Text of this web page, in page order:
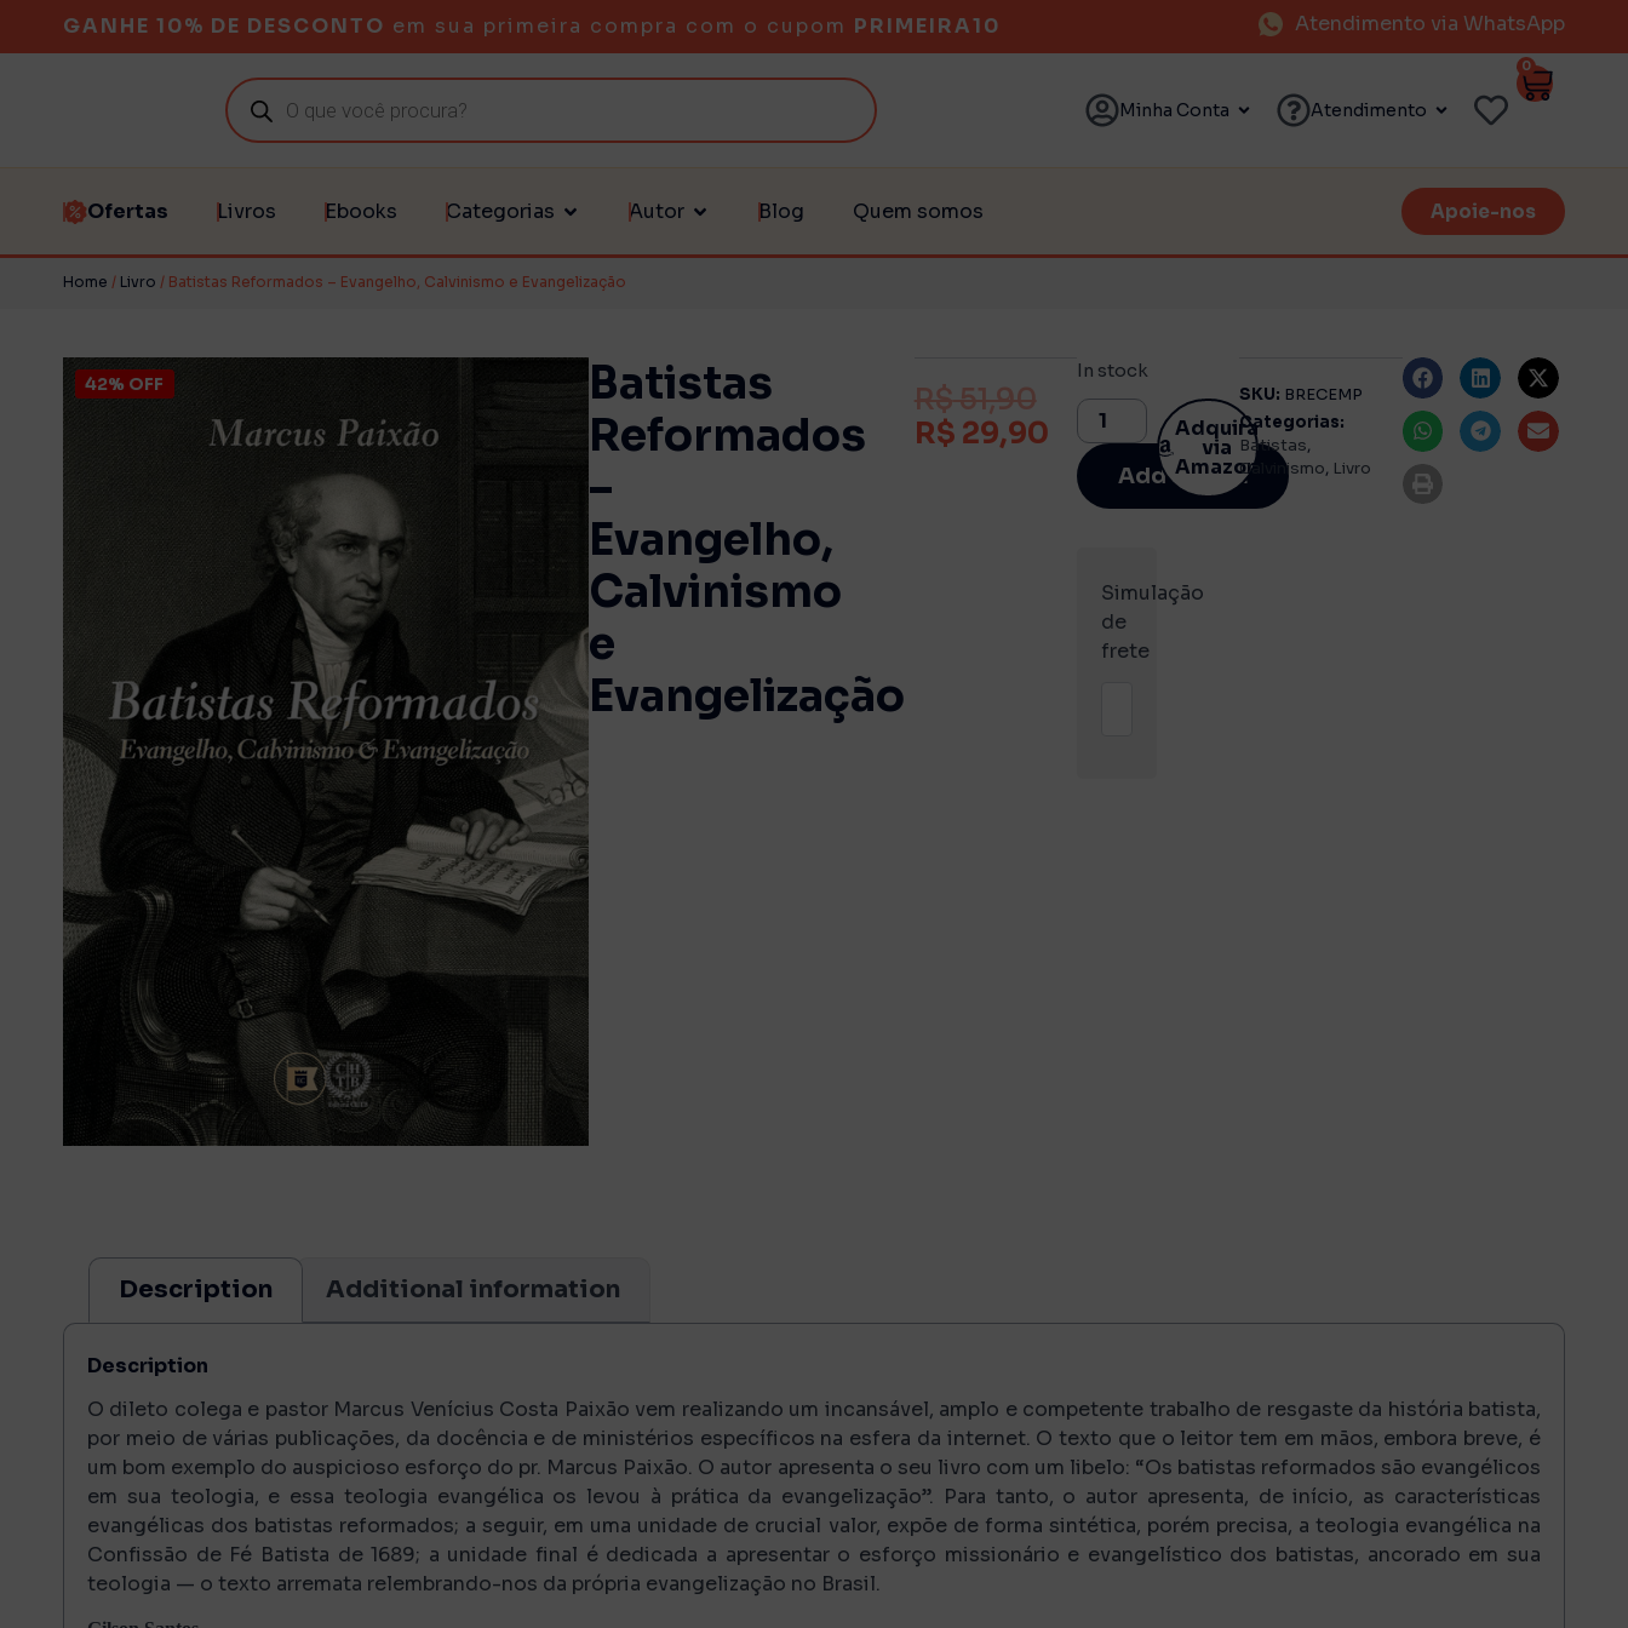
GANHE 10% DE DESCONTO em sua primeira compra com o cupom PRIMEIRA10 Atendimento via WhatsApp
Minha Conta Atendimento
0
Ofertas Livros Ebooks Categorias Autor Blog Quem somos Apoie-nos
Home / Livro / Batistas Reformados – Evangelho, Calvinismo e Evangelização
42% OFF
Batistas
Reformados
–
Evangelho,
Calvinismo
e
Evangelização
R$51,90
R$ 29,90
In stock
Add to cart
Simulação
de
frete
Adquira
via
Amazon
SKU: BRECEMP
Categorias:
Batistas,
Calvinismo, Livro
Description Additional information
Description
O dileto colega e pastor Marcus Venícius Costa Paixão vem realizando um incansável, amplo e competente trabalho de resgaste da história batista,
por meio de várias publicações, da docência e de ministérios específicos na esfera da internet. O texto que o leitor tem em mãos, embora breve, é
um bom exemplo do auspicioso esforço do pr. Marcus Paixão. O autor apresenta o seu livro com um libelo: “Os batistas reformados são evangélicos
em sua teologia, e essa teologia evangélica os levou à prática da evangelização”. Para tanto, o autor apresenta, de início, as características
evangélicas dos batistas reformados; a seguir, em uma unidade de crucial valor, expõe de forma sintética, porém precisa, a teologia evangélica na
Confissão de Fé Batista de 1689; a unidade final é dedicada a apresentar o esforço missionário e evangelístico dos batistas, ancorado em sua
teologia — o texto arremata relembrando-nos da própria evangelização no Brasil.